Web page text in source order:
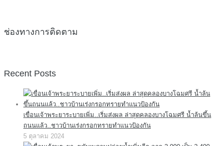
ช่องทางการติดตาม
Recent Posts
เขื่อนเจ้าพระยาระบายเพิ่ม..เริ่มส่งผล ล่าสุดคลองบางโฉมศรี น้ำล้นขึ้น
ถนนแล้ว..ชาวบ้านเร่งกรอกทรายทำแนวป้องกัน
5 ตุลาคม 2024